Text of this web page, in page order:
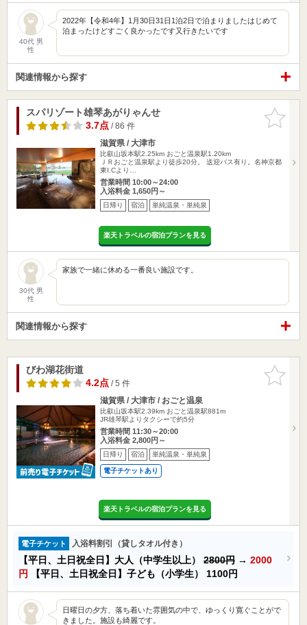
40代 男
性
2022年【令和4年】1月30日31日1泊2日で泊まりましたはじめて
泊まったけどすごく良かったです又行きたいです
関連情報から探す
お気に入
りに追加
スパリゾート雄琴あがりゃんせ
3.7点/ 86 件
滋賀県 / 大津市
比叡山坂本駅2.25km おごと温泉駅1.20km
ＪＲおごと温泉駅より徒歩20分。 送迎バス有り。名神京都
東I.Cより…
営業時間 10:00～24:00
入浴料金 1,650円～
日帰り 宿泊 単純温泉・単純泉
楽天トラベルの宿泊プランを見る
30代 男
性
家族で一緒に休める一番良い施設です。
関連情報から探す
お気に入
りに追加
びわ湖花街道
4.2点/ 5 件
滋賀県 / 大津市 / おごと温泉
比叡山坂本駅2.39km おごと温泉駅881m
JR雄琴駅よりタクシーで約5分
営業時間 11:30～20:00
入浴料金 2,800円～
日帰り 宿泊 単純温泉・単純泉
電子チケットあり
楽天トラベルの宿泊プランを見る
電子チケット 入浴料割引（貸しタオル付き）
【平日、土日祝全日】大人（中学生以上） 2800円 → 2000
円
【平日、土日祝全日】子ども（小学生） 1100円
日曜日の夕方、落ち着いた雰囲気の中で、ゆっくり寛ぐことがで
きました。施設も綺麗です。